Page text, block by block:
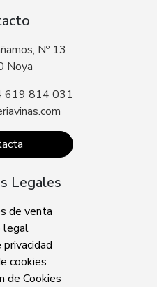
Nº 13
Noya
619 814 031
Legales
de venta
legal
cookies
de Cookies